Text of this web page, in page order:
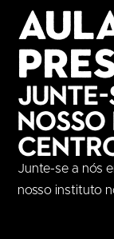
Junte-
centro
Junte-se a nós
nosso instituto